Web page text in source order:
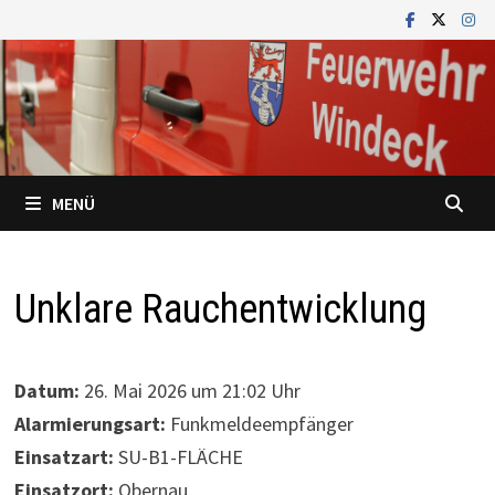
Inhalt
springen
MENÜ
Unklare Rauchentwicklung
Datum: 26. Mai 2026 um 21:02 Uhr
Alarmierungsart: Funkmeldeempfänger
Einsatzart: SU-B1-FLÄCHE